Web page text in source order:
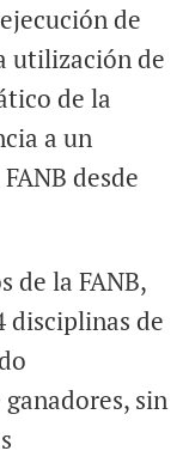
de
utilización de
de la
a un
desde
de la FANB,
disciplinas de
sin